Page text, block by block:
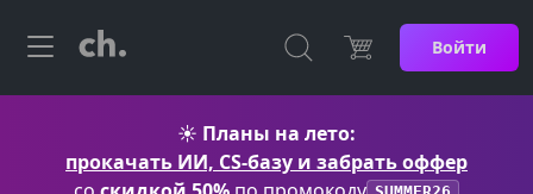
Войти
☀️ Планы на лето:
прокачать ИИ, CS-базу и забрать оффер
SUMMER26